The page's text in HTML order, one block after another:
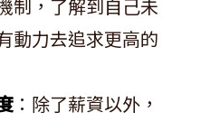
制，了解到自己未
動力去追求更高的
：除了薪資以外，